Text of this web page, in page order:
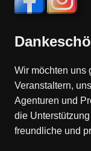
Wir möchten uns
Veranstaltern,
Agenturen und
die
freundliche und